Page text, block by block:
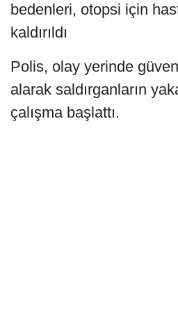
bedenleri, otopsi için
kaldırıldı
Polis, olay yerinde
alarak saldırganların
çalışma başlattı.